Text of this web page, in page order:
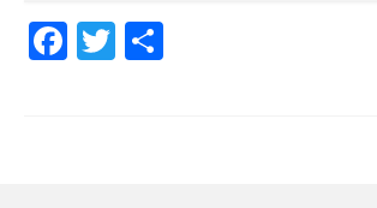
Facebook
Twitter